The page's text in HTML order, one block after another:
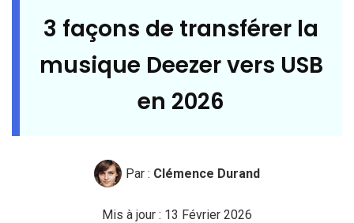
3 façons de transférer la
musique Deezer vers USB
en 2026
Par : Clémence Durand
Mis à jour : 13 Février 2026